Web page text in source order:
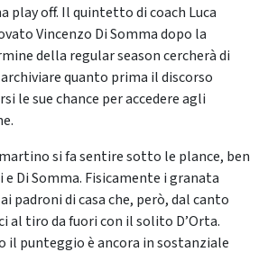
play off. Il quintetto di coach Luca
Vincenzo Di Somma dopo la
della regular season cercherà di
quanto prima il discorso
le sue chance per accedere agli
si fa sentire sotto le plance, ben
Di Somma. Fisicamente i granata
padroni di casa che, però, dal canto
al tiro da fuori con il solito D’Orta.
il punteggio è ancora in sostanziale